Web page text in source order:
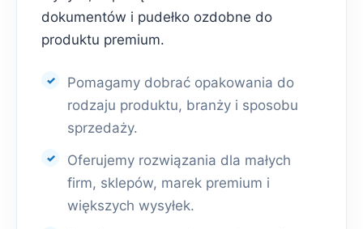
dokumentów i pudełko ozdobne do
produktu premium.
Pomagamy dobrać opakowania do
rodzaju produktu, branży i sposobu
sprzedaży.
Oferujemy rozwiązania dla małych
firm, sklepów, marek premium i
większych wysyłek.